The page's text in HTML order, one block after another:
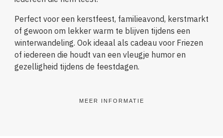
Perfect voor een kerstfeest, familieavond, kerstmarkt
of gewoon om lekker warm te blijven tijdens een
winterwandeling. Ook ideaal als cadeau voor Friezen
of iedereen die houdt van een vleugje humor en
gezelligheid tijdens de feestdagen.
MEER INFORMATIE